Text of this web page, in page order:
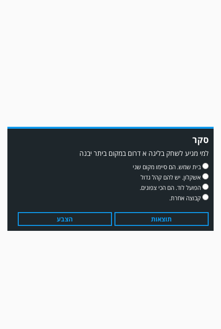
משחק אימון: שדרות גברה על מ.ס. דימונה 1-4.
סקר
למי מגיע לשחק בליגה א דרום במקום ביתר יבנה
בית שמש. הם סיימו מקום שני
אשקלון. יש להם קהל גדול
הפועל לוד. הם הכי צפונים.
קבוצה אחרת.
תוצאות הצבע